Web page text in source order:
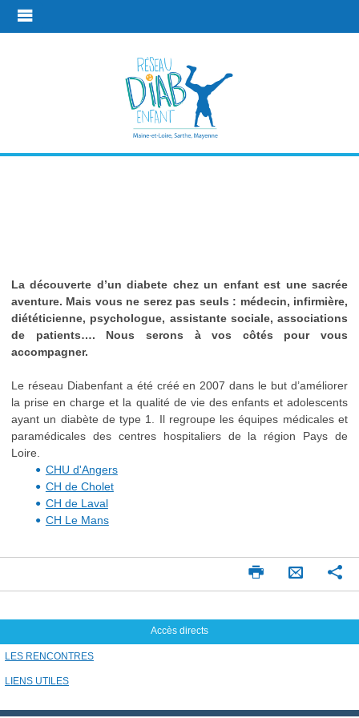
Contacts
La découverte d’un diabete chez un enfant est une sacrée
aventure. Mais vous ne serez pas seuls : médecin, infirmière,
diététicienne, psychologue, assistante sociale, associations
de patients…. Nous serons à vos côtés pour vous
accompagner.
Le réseau Diabenfant a été créé en 2007 dans le but d’améliorer
la prise en charge et la qualité de vie des enfants et adolescents
ayant un diabète de type 1. Il regroupe les équipes médicales et
paramédicales des centres hospitaliers de la région Pays de
Loire.
CHU d'Angers
CH de Cholet
CH de Laval
CH Le Mans
ImprimerEnvoyer
par
mail
Accès directs
LES RENCONTRES
LIENS UTILES